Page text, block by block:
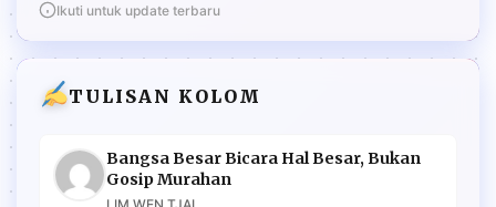
Ikuti untuk update terbaru
TULISAN KOLOM
Bangsa Besar Bicara Hal Besar, Bukan
Gosip Murahan